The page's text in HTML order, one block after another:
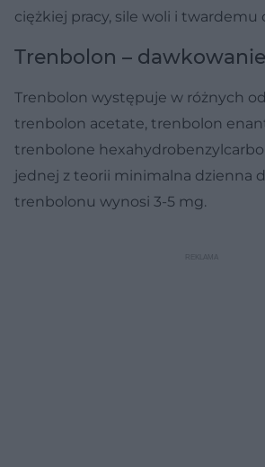
ciężkiej pracy, sile woli i twardemu
Trenbolon – dawkowanie
Trenbolon występuje w różnych
trenbolon acetate, trenbolon
trenbolone
jednej z teorii minimalna dzienna
trenbolonu wynosi 3-5 mg.